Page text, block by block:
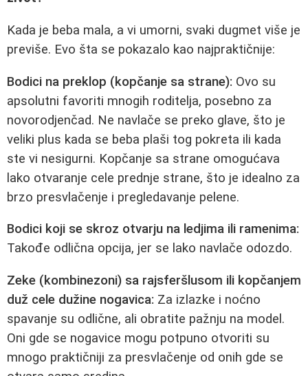
Kada je beba mala, a vi umorni, svaki dugmet više je
previše. Evo šta se pokazalo kao najpraktičnije:
Bodici na preklop (kopčanje sa strane): Ovo su
apsolutni favoriti mnogih roditelja, posebno za
novorodjenčad. Ne navlače se preko glave, što je
veliki plus kada se beba plaši tog pokreta ili kada
ste vi nesigurni. Kopčanje sa strane omogućava
lako otvaranje cele prednje strane, što je idealno za
brzo presvlačenje i pregledavanje pelene.
Bodici koji se skroz otvarju na ledjima ili ramenima:
Takođe odlična opcija, jer se lako navlače odozdo.
Zeke (kombinezoni) sa rajsferšlusom ili kopčanjem
duž cele dužine nogavica: Za izlazke i noćno
spavanje su odlične, ali obratite pažnju na model.
Oni gde se nogavice mogu potpuno otvoriti su
mnogo praktičniji za presvlačenje od onih gde se